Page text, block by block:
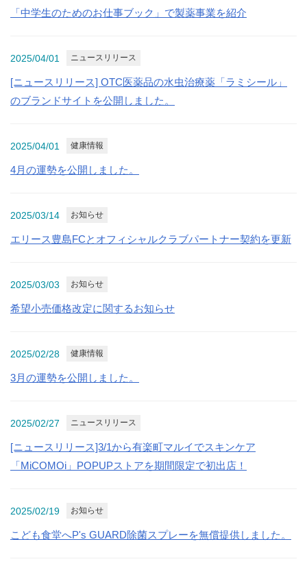
「中学生のためのお仕事ブック」で製薬事業を紹介
2025/04/01 ニュースリリース
[ニュースリリース] OTC医薬品の水虫治療薬「ラミシール」
のブランドサイトを公開しました。
2025/04/01 健康情報
4月の運勢を公開しました。
2025/03/14 お知らせ
エリース豊島FCとオフィシャルクラブパートナー契約を更新
2025/03/03 お知らせ
希望小売価格改定に関するお知らせ
2025/02/28 健康情報
3月の運勢を公開しました。
2025/02/27 ニュースリリース
[ニュースリリース]3/1から有楽町マルイでスキンケア
「MiCOMOi」POPUPストアを期間限定で初出店！
2025/02/19 お知らせ
こども食堂へP's GUARD除菌スプレーを無償提供しました。